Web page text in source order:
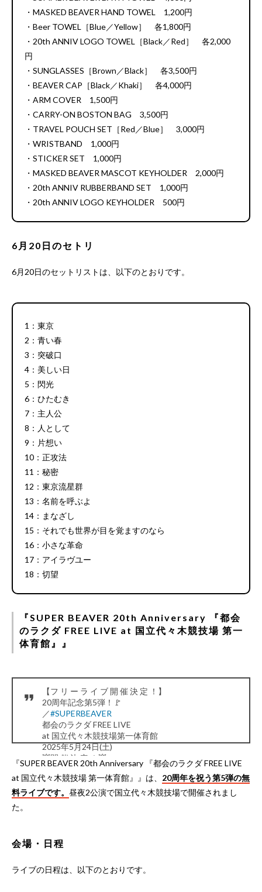
・MASKED BEAVER HAND TOWEL 1,200円
・Beer TOWEL［Blue／Yellow］ 各1,800円
・20th ANNIV LOGO TOWEL［Black／Red］ 各2,000
円
・SUNGLASSES［Brown／Black］ 各3,500円
・BEAVER CAP［Black／Khaki］ 各4,000円
・ARM COVER 1,500円
・CARRY-ON BOSTON BAG 3,500円
・TRAVEL POUCH SET［Red／Blue］ 3,000円
・WRISTBAND 1,000円
・STICKER SET 1,000円
・MASKED BEAVER MASCOT KEYHOLDER 2,000円
・20th ANNIV RUBBERBAND SET 1,000円
・20th ANNIV LOGO KEYHOLDER 500円
6月20日のセトリ
6月20日のセットリストは、以下のとおりです。
1：東京
2：青い春
3：突破口
4：美しい日
5：閃光
6：ひたむき
7：主人公
8：人として
9：片想い
10：正攻法
11：秘密
12：東京流星群
13：名前を呼ぶよ
14：まなざし
15：それでも世界が目を覚ますのなら
16：小さな革命
17：アイラヴユー
18：切望
『SUPER BEAVER 20th Anniversary 『都会
のラクダ FREE LIVE at 国立代々木競技場 第一
体育館』』
【フ リ ー ラ イ ブ 開 催 決 定 ！】
20周年記念第5弾！🚩
／#SUPERBEAVER
都会のラクダ FREE LIVE
at 国立代々木競技場第一体育館
2025年5月24日(土)
💥開 催 決 定 ！💥
🎫https://t.co/xyx70ZsHOw
＼
昼・夜の2公演実施！
ご来場お待ちしております！
『SUPER BEAVER 20th Anniversary 『都会のラクダ FREE LIVE
at 国立代々木競技場 第一体育館』』は、 20周年を祝う第5弾の無
料ライブです。 昼夜2公演で国立代々木競技場で開催されまし
た。
会場・日程
ライブの日程は、以下のとおりです。